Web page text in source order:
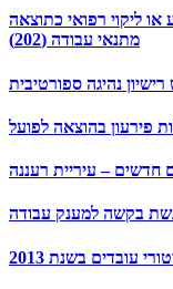
ליקוי רפואי כתוצאה
מתנאי עבודה (202)
פירעון בהוצאה לפועל
חדשים – עיריית רעננה
בקשה למענק עבודה
עובדים בשנת 2013